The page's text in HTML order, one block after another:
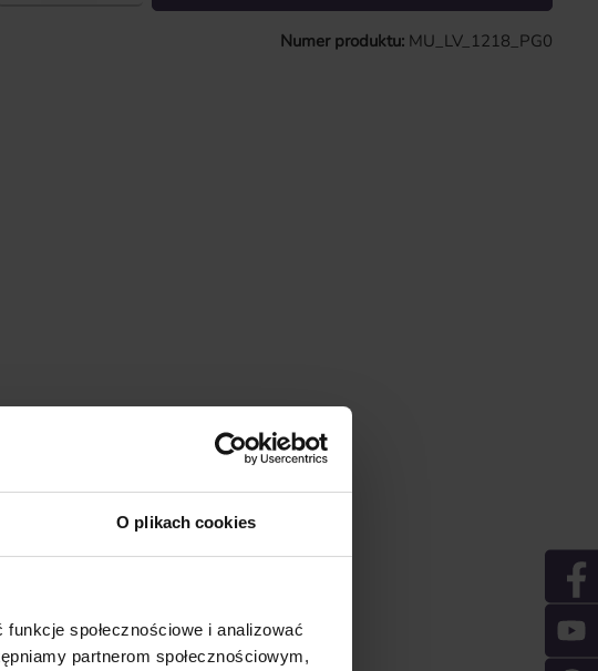
O plikach cookies
społecznościowe i analizować
partnerom społecznościowym,
Numer produktu: MU_LV_1218_PG0